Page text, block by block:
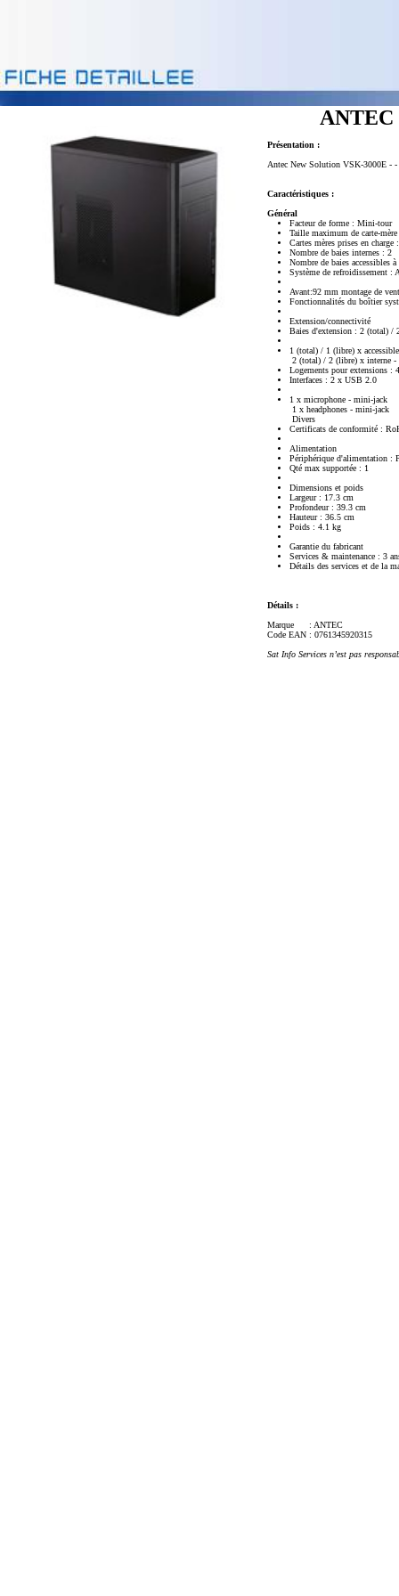
ANTEC
Présentation :
Antec New Solution VSK-3000E -
Caractéristiques :
Général
Facteur de forme : Mini-tour
Taille maximum de carte-
Cartes mères prises en
Nombre de baies internes : 2
Nombre de baies accessibles
Système de refroidissement :
Avant:92 mm montage de
Fonctionnalités du boîtier
Extension/connectivité
Baies d'extension : 2 (total) /
1 (total) / 1 (libre) x
2 (total) / 2 (libre) x interne
Logements pour extensions :
Interfaces : 2 x USB 2.0
1 x microphone - mini-jack
1 x headphones - mini-jack
Divers
Certificats de conformité :
Alimentation
Périphérique d'alimentation :
Qté max supportée : 1
Dimensions et poids
Largeur : 17.3 cm
Profondeur : 39.3 cm
Hauteur : 36.5 cm
Poids : 4.1 kg
Garantie du fabricant
Services & maintenance : 3
Détails des services et de la
Détails :
Marque
: ANTEC
Code EAN : 0761345920315
Sat Info Services n’est pas